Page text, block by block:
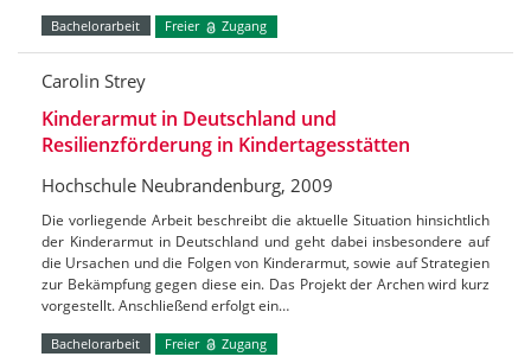
Bachelorarbeit Freier Zugang
Carolin Strey
Kinderarmut in Deutschland und
Resilienzförderung in Kindertagesstätten
Hochschule Neubrandenburg, 2009
Die vorliegende Arbeit beschreibt die aktuelle Situation hinsichtlich
der Kinderarmut in Deutschland und geht dabei insbesondere auf
die Ursachen und die Folgen von Kinderarmut, sowie auf Strategien
zur Bekämpfung gegen diese ein. Das Projekt der Archen wird kurz
vorgestellt. Anschließend erfolgt ein…
Bachelorarbeit Freier Zugang